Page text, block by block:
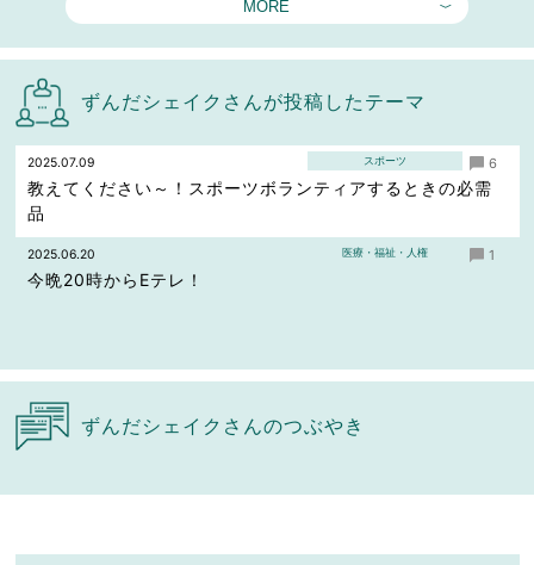
MORE
ずんだシェイクさんが投稿したテーマ
2025.07.09
教えてください～！スポーツボランティアするときの必需
品
スポーツ 6
2025.06.20
今晩20時からEテレ！
医療・福祉・人権 1
ずんだシェイクさんのつぶやき